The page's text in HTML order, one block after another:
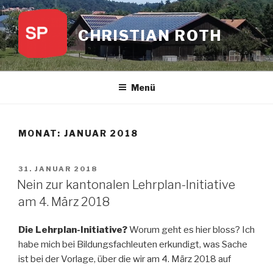
Zum
Inhalt
springen
CHRISTIAN ROTH
Menü
MONAT: JANUAR 2018
VERÖFFENTLICHT
AM
31. JANUAR 2018
Nein zur kantonalen Lehrplan-Initiative
am 4. März 2018
Die Lehrplan-Initiative?Worum geht es hier bloss? Ich
habe mich bei Bildungsfachleuten erkundigt, was Sache
ist bei der Vorlage, über die wir am 4. März 2018 auf